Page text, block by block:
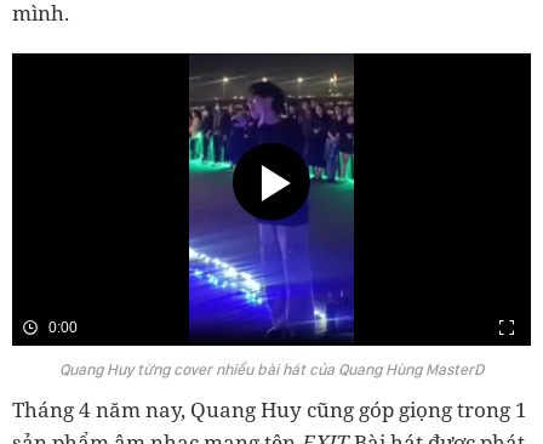
mình.
0:00
Quang Huy từng cover nhiều bài hát của Quang Hùng MasterD
Tháng 4 năm nay, Quang Huy cũng góp giọng trong 1